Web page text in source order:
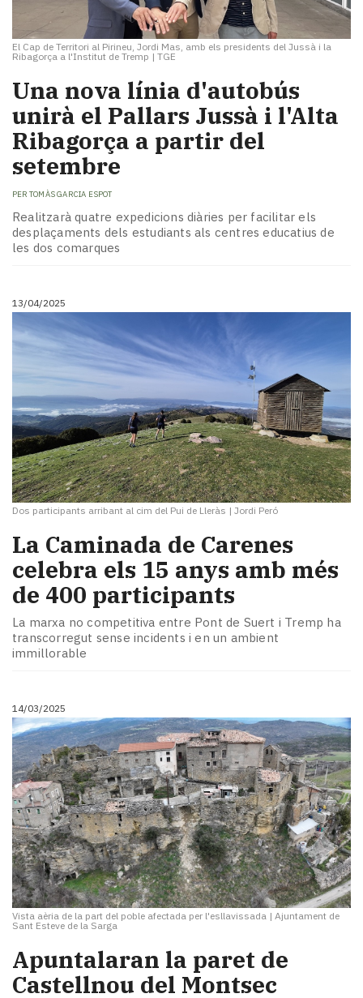
El Cap de Territori al Pirineu, Jordi Mas, amb els presidents del Jussà i la
Ribagorça a l'Institut de Tremp | TGE
Una nova línia d'autobús
unirà el Pallars Jussà i l'Alta
Ribagorça a partir del
setembre
PER TOMÀS GARCIA ESPOT
Realitzarà quatre expedicions diàries per facilitar els
desplaçaments dels estudiants als centres educatius de
les dos comarques
13/04/2025
Dos participants arribant al cim del Pui de Lleràs | Jordi Peró
La Caminada de Carenes
celebra els 15 anys amb més
de 400 participants
La marxa no competitiva entre Pont de Suert i Tremp ha
transcorregut sense incidents i en un ambient
immillorable
14/03/2025
Vista aèria de la part del poble afectada per l'esllavissada | Ajuntament de
Sant Esteve de la Sarga
Apuntalaran la paret de
Castellnou del Montsec